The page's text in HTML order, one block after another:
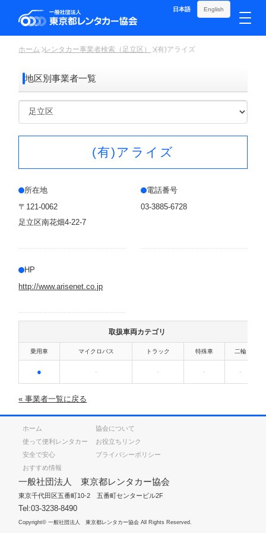
日本語 English
ホーム レンタカー事業者検索（足立区） (有)アライズ
地区別事業者一覧
(有)アライズ
所在地
〒121-0062
足立区南花畑4-22-7
電話番号
03-3885-6728
HP
http://www.arisenet.co.jp
取扱車両カテゴリ
乗用車 マイクロバス トラック 特殊車 二輪
● - - - -
« 事業者一覧に戻る
一般社団法人 東京都レンタカー協会
東京千代田区五番町10-2 五番町センタービル2F
Tel:03-3238-8490
ホーム
使って便利レンタカー
安全で安心
おすすめ情報
協会について
お役立ちリンク
プライバシーポリシー
Copyright© 一般社団法人 東京都レンタカー協会 All Rights Reserved.